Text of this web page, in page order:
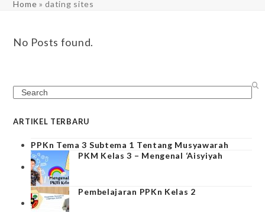
Home »dating sites
No Posts found.
Search
ARTIKEL TERBARU
PPKn Tema 3 Subtema 1 Tentang Musyawarah
PKM Kelas 3 – Mengenal ‘Aisyiyah
Pembelajaran PPKn Kelas 2